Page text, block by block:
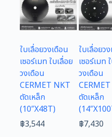
ใบเลื่อยวงเดือน
เซอร์เมท ใบเลื่อย
วงเดือน
CERMET NKT
ตัดเหล็ก
(10″X48T)
฿3,544
ใบเลื่อยว
เซอร์เมท
วงเดือน
ตัดเหล็ก
฿7,430